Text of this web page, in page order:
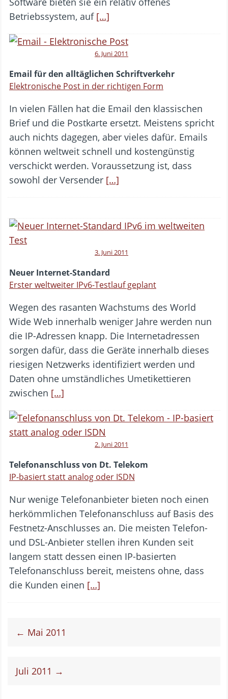
Betriebssystem, auf […]
6. Juni 2011
Email für den alltäglichen Schriftverkehr
Elektronische Post in der richtigen Form
In vielen Fällen hat die Email den klassischen
Brief und die Postkarte ersetzt. Meistens spricht
auch nichts dagegen, aber vieles dafür. Emails
können weltweit schnell und kostengünstig
verschickt werden. Voraussetzung ist, dass
sowohl der Versender […]
3. Juni 2011
Neuer Internet-Standard
Erster weltweiter IPv6-Testlauf geplant
Wegen des rasanten Wachstums des World
Wide Web innerhalb weniger Jahre werden nun
die IP-Adressen knapp. Die Internetadressen
sorgen dafür, dass die Geräte innerhalb dieses
riesigen Netzwerks identifiziert werden und
Daten ohne umständliches Umetikettieren
zwischen […]
2. Juni 2011
Telefonanschluss von Dt. Telekom
IP-basiert statt analog oder ISDN
Nur wenige Telefonanbieter bieten noch einen
herkömmlichen Telefonanschluss auf Basis des
Festnetz-Anschlusses an. Die meisten Telefon-
und DSL-Anbieter stellen ihren Kunden seit
langem statt dessen einen IP-basierten
Telefonanschluss bereit, meistens ohne, dass
die Kunden einen […]
← Mai 2011
Juli 2011 →